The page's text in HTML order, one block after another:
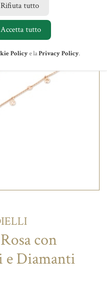
con
e Diamanti
Rifiuta tutto
Accetta tutto
Policye laPrivacy Policy.